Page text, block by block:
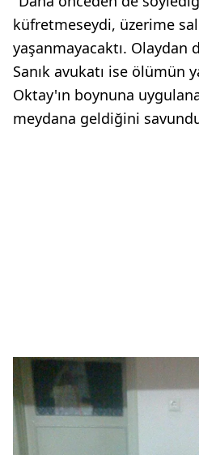
küfretmeseydi, üzerime
yaşanmayacaktı. Olaydan
Sanık avukatı ise ölümün
Oktay'ın boynuna
meydana geldiğini